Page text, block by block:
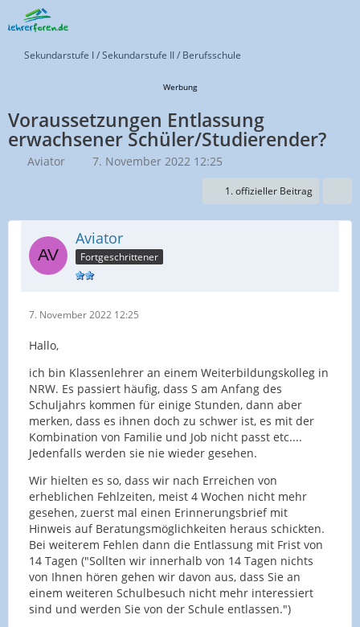
Sekundarstufe I / Sekundarstufe II / Berufsschule
Werbung
Voraussetzungen Entlassung
erwachsener Schüler/Studierender?
Aviator 7. November 2022 12:25
1. offizieller Beitrag
Aviator
Fortgeschrittener
7. November 2022 12:25
Hallo,
ich bin Klassenlehrer an einem Weiterbildungskolleg in
NRW. Es passiert häufig, dass S am Anfang des
Schuljahrs kommen für einige Stunden, dann aber
merken, dass es ihnen doch zu schwer ist, es mit der
Kombination von Familie und Job nicht passt etc....
Jedenfalls werden sie nie wieder gesehen.
Wir hielten es so, dass wir nach Erreichen von
erheblichen Fehlzeiten, meist 4 Wochen nicht mehr
gesehen, zuerst mal einen Erinnerungsbrief mit
Hinweis auf Beratungsmöglichkeiten heraus schickten.
Bei weiterem Fehlen dann die Entlassung mit Frist von
14 Tagen ("Sollten wir innerhalb von 14 Tagen nichts
von Ihnen hören gehen wir davon aus, dass Sie an
einem weiteren Schulbesuch nicht mehr interessiert
sind und werden Sie von der Schule entlassen.")